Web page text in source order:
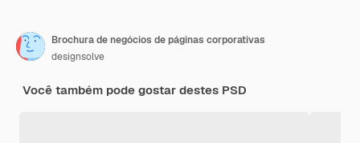
Brochura de negócios de páginas corporativas
designsolve
Você também pode gostar destes PSD